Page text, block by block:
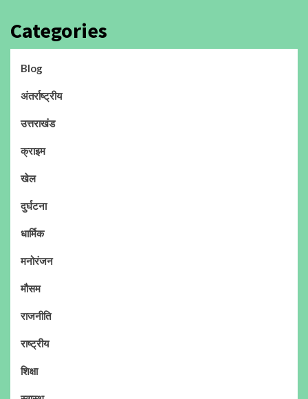
Categories
Blog
अंतर्राष्ट्रीय
उत्तराखंड
क्राइम
खेल
दुर्घटना
धार्मिक
मनोरंजन
मौसम
राजनीति
राष्ट्रीय
शिक्षा